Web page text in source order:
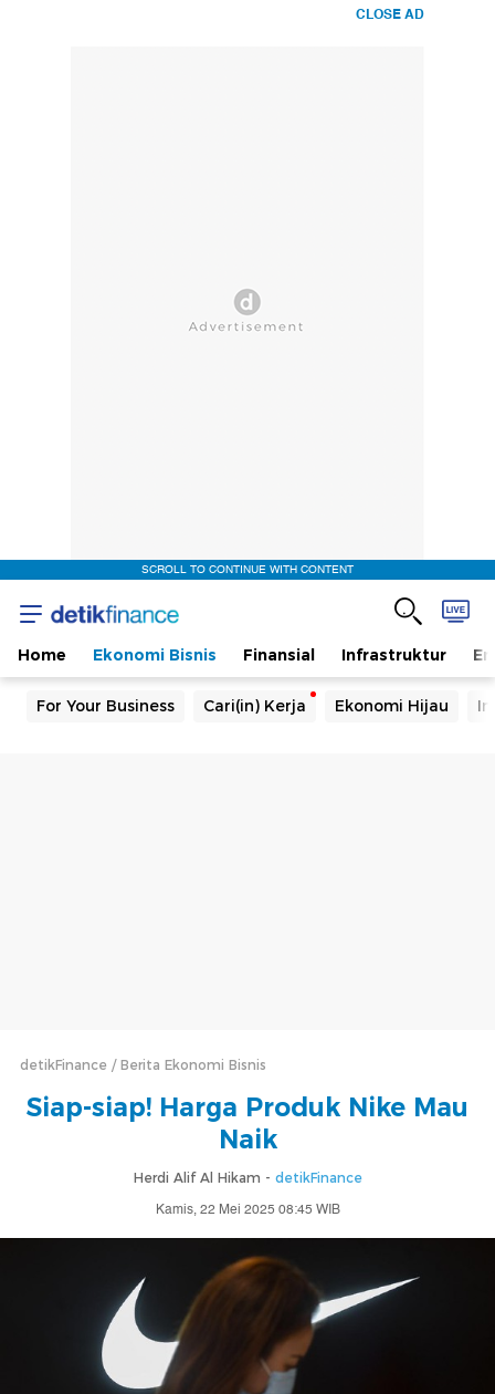
CLOSE AD
SCROLL TO CONTINUE WITH CONTENT
Home Ekonomi Bisnis Finansial Infrastruktur
For Your Business Cari(in) Kerja Ekonomi Hijau
detikFinance Berita Ekonomi Bisnis
Siap-siap! Harga Produk Nike Mau
Naik
Herdi Alif Al Hikam - detikFinance
Kamis, 22 Mei 2025 08:45 WIB